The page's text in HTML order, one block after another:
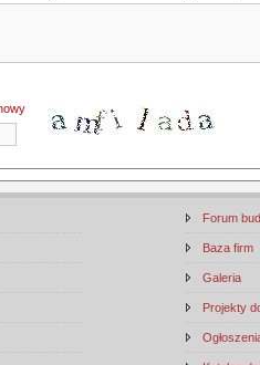
Forum
Baza firm
Galeria
Projekty